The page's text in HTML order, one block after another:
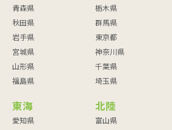
青森県
秋田県
岩手県
宮城県
山形県
福島県
栃木県
群馬県
東京都
神奈川県
千葉県
埼玉県
東海
愛知県
北陸
富山県